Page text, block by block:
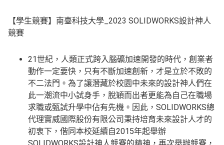
【學生競賽】南臺科技大學_2023 SOLIDWORKS設計神人
競賽
21世紀，人類正式跨入腦礦加速開發的時代，創業者
動作一定要快，只有不斷加速創新，才是立於不敗的
不二法門。為了讓潛藏於校園中未來的設計神人們在
此一潮流中小試身手，脫穎而出者更能為自己在職場
求職或甄試升學中佔有先機。因此，SOLIDWORKS總
代理實威國際股份有限公司秉持培育未來設計人才的
初衷下，偕同本校延續自2015年起舉辦